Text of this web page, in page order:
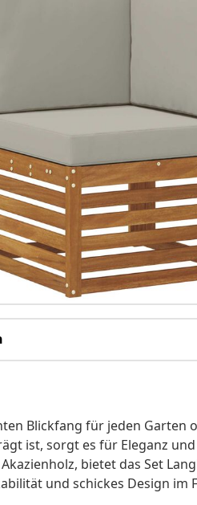
Blickfang für jeden Garten
ist, sorgt es für Eleganz
bietet das Set
und schickes Design im